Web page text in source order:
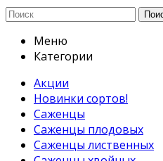
Меню
Категории
Акции
Новинки сортов!
Саженцы
Саженцы плодовых
Саженцы лиственных